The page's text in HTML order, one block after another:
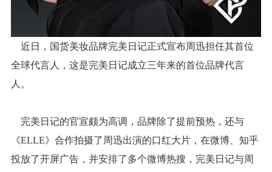
近日，国货美妆品牌完美日记正式宣布周迅担任其首位
全球代言人，这是完美日记成立三年来的首位品牌代言
人。
完美日记的官宣颇为高调，品牌除了提前预热，还与
《ELLE》合作拍摄了周迅出演的口红大片，在微博、知乎
投放了开屏广告，并安排了多个微博热搜，完美日记与周